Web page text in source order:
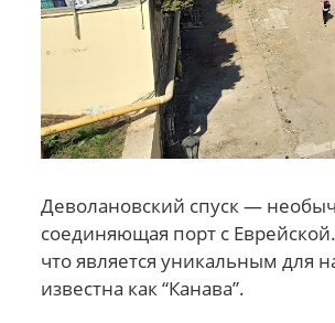
Деволановский спуск —
соединяющая порт с
что является уникальным для
известна как “Канава”.